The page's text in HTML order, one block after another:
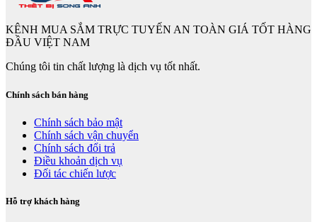
KÊNH MUA SẮM TRỰC TUYẾN AN TOÀN GIÁ TỐT HÀNG
ĐẦU VIỆT NAM
Chúng tôi tin chất lượng là dịch vụ tốt nhất.
Chính sách bán hàng
Chính sách bảo mật
Chính sách vận chuyển
Chính sách đổi trả
Điều khoản dịch vụ
Đối tác chiến lược
Hỗ trợ khách hàng